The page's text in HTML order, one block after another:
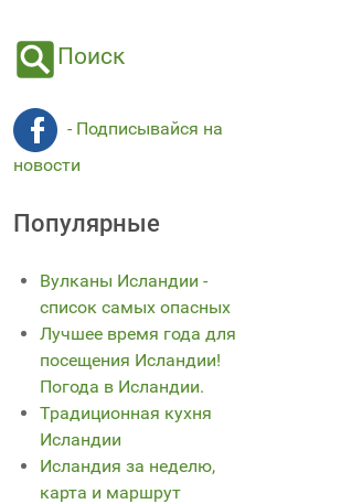
Поиск
- Подписывайся на
новости
Популярные
Вулканы Исландии -
список самых опасных
Лучшее время года для
посещения Исландии!
Погода в Исландии.
Традиционная кухня
Исландии
Исландия за неделю,
карта и маршрут